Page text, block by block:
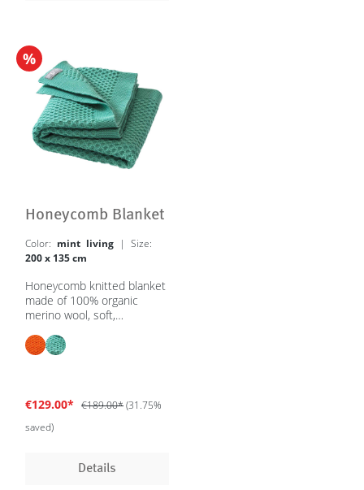
%
Honeycomb Blanket
Color: mint living
| Size:
200 x 135 cm
Honeycomb knitted blanket
made of 100% organic
merino wool, soft,
baby blanket, without edge
seam
€129.00* €189.00*(31.75%
saved)
Details